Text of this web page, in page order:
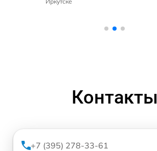
Контакты
+7 (395) 278-33-61